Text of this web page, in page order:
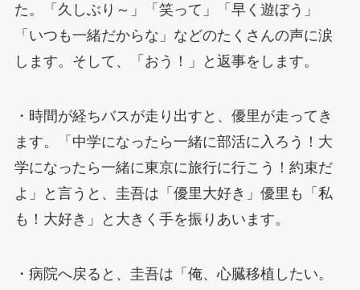
た。「久しぶり～」「笑って」「早く遊ぼう」
「いつも一緒だからな」などのたくさんの声に涙
します。そして、「おう！」と返事をします。
・時間が経ちバスが走り出すと、優里が走ってき
ます。「中学になったら一緒に部活に入ろう！大
学になったら一緒に東京に旅行に行こう！約束だ
よ」と言うと、圭吾は「優里大好き」優里も「私
も！大好き」と大きく手を振りあいます。
・病院へ戻ると、圭吾は「俺、心臓移植したい。